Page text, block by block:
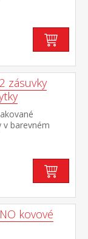
zásuvek s
zásuvky
v barevném
dvířka a 2
kovové